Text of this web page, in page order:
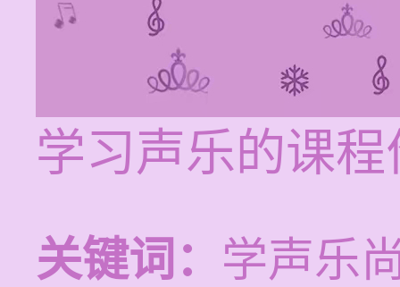
学习声乐的课
关键词： 学声乐